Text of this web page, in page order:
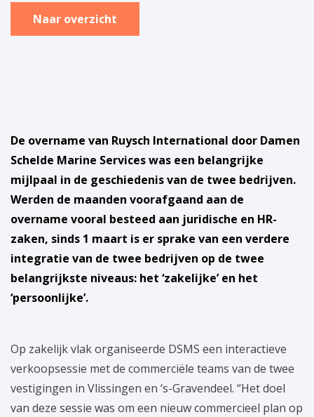
Naar overzicht
De overname van Ruysch International door Damen
Schelde Marine Services was een belangrijke
mijlpaal in de geschiedenis van de twee bedrijven.
Werden de maanden voorafgaand aan de
overname vooral besteed aan juridische en HR-
zaken, sinds 1 maart is er sprake van een verdere
integratie van de twee bedrijven op de twee
belangrijkste niveaus: het ‘zakelijke’ en het
‘persoonlijke’.
Op zakelijk vlak organiseerde DSMS een interactieve
verkoopsessie met de commerciële teams van de twee
vestigingen in Vlissingen en ‘s-Gravendeel. “Het doel
van deze sessie was om een nieuw commercieel plan op